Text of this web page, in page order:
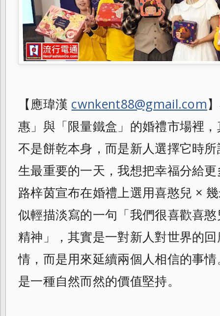
【應瑋漢 cwnkent88@gmail.com
惠」與「限量鐵盒」的婚禮市場裡
不是餅乾本身，而是新人選擇它時
生最重要的一天，我想把幸福分給
路梓茵宣布在婚禮上選用喜憨兒 ×
似輕描淡寫的一句「我們很喜歡喜
精神」，其實是一對新人對世界的
情，而是用來延續兩個人相信的事
是一種自然而然的價值堅持。